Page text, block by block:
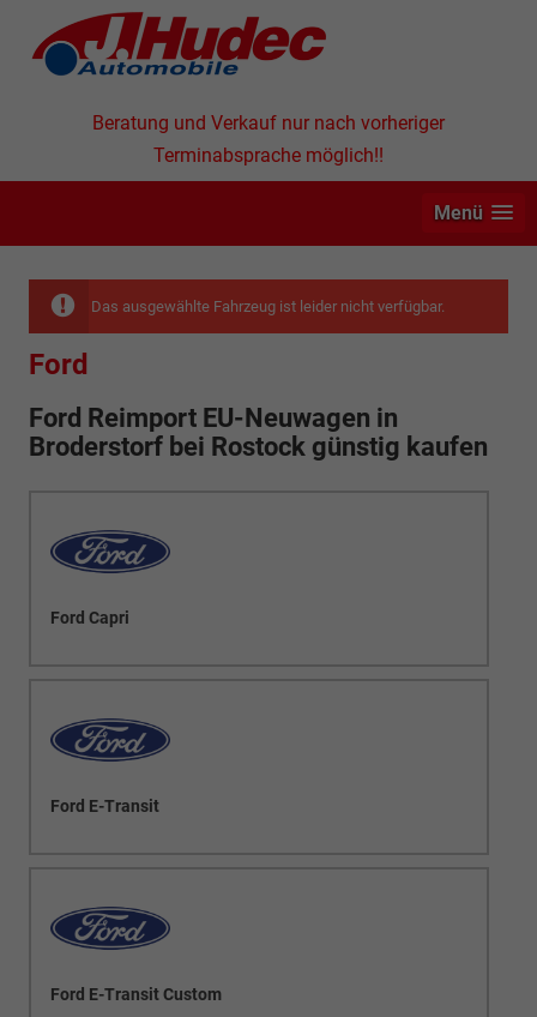
Beratung und Verkauf nur nach vorheriger
Terminabsprache möglich!!
Menü
Das ausgewählte Fahrzeug ist leider nicht verfügbar.
Ford
Ford Reimport EU-Neuwagen in
Broderstorf bei Rostock günstig kaufen
Ford Capri
Ford E-Transit
Ford E-Transit Custom